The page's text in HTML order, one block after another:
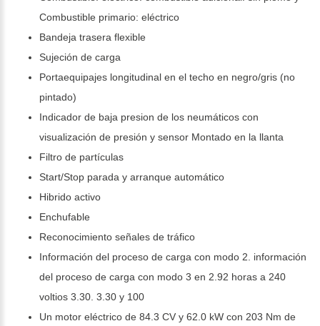
Combustible primario: eléctrico
Bandeja trasera flexible
Sujeción de carga
Portaequipajes longitudinal en el techo en negro/gris (no
pintado)
Indicador de baja presion de los neumáticos con
visualización de presión y sensor Montado en la llanta
Filtro de partículas
Start/Stop parada y arranque automático
Hibrido activo
Enchufable
Reconocimiento señales de tráfico
Información del proceso de carga con modo 2. información
del proceso de carga con modo 3 en 2.92 horas a 240
voltios 3.30. 3.30 y 100
Un motor eléctrico de 84.3 CV y 62.0 kW con 203 Nm de